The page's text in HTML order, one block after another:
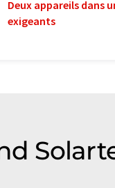
Deux appareils dans
exigeants